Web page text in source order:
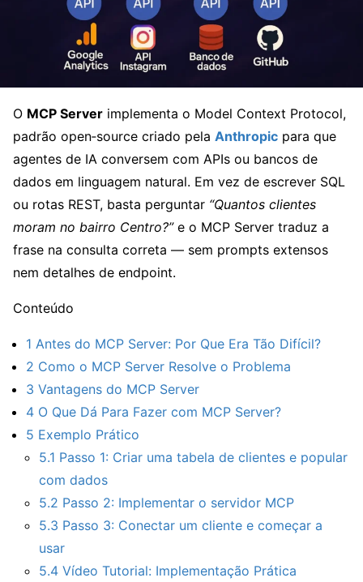
O MCP Server implementa o Model Context Protocol,
padrão open‑source criado pela Anthropic para que
agentes de IA conversem com APIs ou bancos de
dados em linguagem natural. Em vez de escrever SQL
ou rotas REST, basta perguntar “Quantos clientes
moram no bairro Centro?”e o MCP Server traduz a
frase na consulta correta — sem prompts extensos
nem detalhes de endpoint.
Conteúdo
1 Antes do MCP Server: Por Que Era Tão Difícil?
2 Como o MCP Server Resolve o Problema
3 Vantagens do MCP Server
4 O Que Dá Para Fazer com MCP Server?
5 Exemplo Prático
5.1 Passo 1: Criar uma tabela de clientes e popular
com dados
5.2 Passo 2: Implementar o servidor MCP
5.3 Passo 3: Conectar um cliente e começar a
usar
5.4 Vídeo Tutorial: Implementação Prática